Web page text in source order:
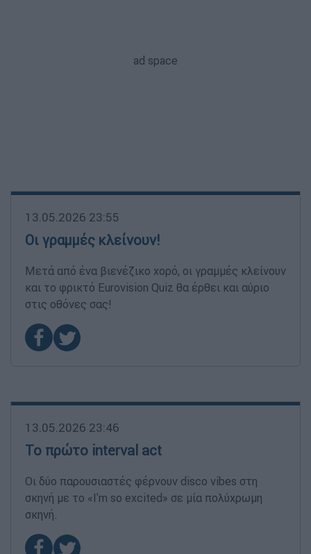
13.05.2026 23:55
Οι γραμμές κλείνουν!
Μετά από ένα βιενέζικο χορό, οι γραμμές κλείνουν
και το φρικτό Eurovision Quiz θα έρθει και αύριο
στις οθόνες σας!
13.05.2026 23:46
Το πρώτο interval act
Οι δύο παρουσιαστές φέρνουν disco vibes στη
σκηνή με το «I'm so excited» σε μία πολύχρωμη
σκηνή.